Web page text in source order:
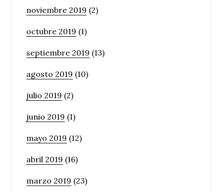
noviembre 2019 (2)
octubre 2019 (1)
septiembre 2019 (13)
agosto 2019 (10)
julio 2019 (2)
junio 2019 (1)
mayo 2019 (12)
abril 2019 (16)
marzo 2019 (23)